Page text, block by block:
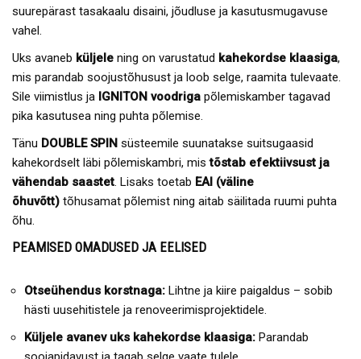
suurepärast tasakaalu disaini, jõudluse ja kasutusmugavuse
vahel.
Uks avaneb küljele ning on varustatud kahekordse klaasiga,
mis parandab soojustõhusust ja loob selge, raamita tulevaate.
Sile viimistlus ja IGNITON voodriga põlemiskamber tagavad
pika kasutusea ning puhta põlemise.
Tänu DOUBLE SPIN süsteemile suunatakse suitsugaasid
kahekordselt läbi põlemiskambri, mistõstab efektiivsust ja
vähendab saastet. Lisaks toetab EAI (väline
õhuvõtt) tõhusamat põlemist ning aitab säilitada ruumi puhta
õhu.
PEAMISED OMADUSED JA EELISED
Otseühendus korstnaga: Lihtne ja kiire paigaldus – sobib
hästi uusehitistele ja renoveerimisprojektidele.
Küljele avanev uks kahekordse klaasiga: Parandab